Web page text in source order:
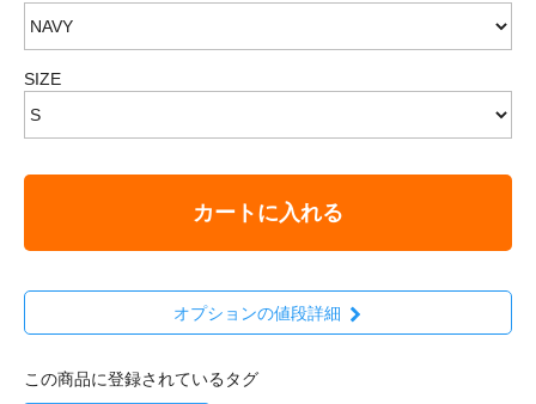
SIZE
カートに入れる
オプションの値段詳細
この商品に登録されているタグ